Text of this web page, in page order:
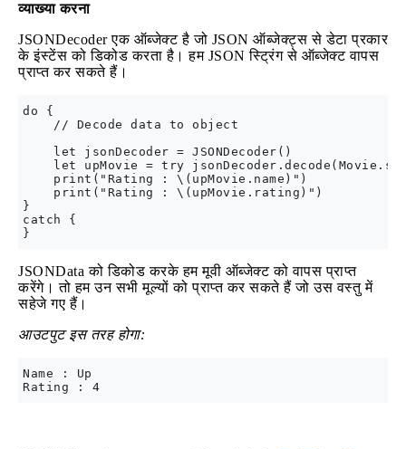
व्याख्या करना
JSONDecoder एक ऑब्जेक्ट है जो JSON ऑब्जेक्ट्स से डेटा प्रकार
के इंस्टेंस को डिकोड करता है। हम JSON स्ट्रिंग से ऑब्जेक्ट वापस
प्राप्त कर सकते हैं।
do {
    // Decode data to object
    let jsonDecoder = JSONDecoder()
let upMovie = try
    print("Rating : \(upMovie.name)")
    print("Rating : \(upMovie.rating)")
}
catch {
JSONData को डिकोड करके हम मूवी ऑब्जेक्ट को वापस प्राप्त
करेंगे। तो हम उन सभी मूल्यों को प्राप्त कर सकते हैं जो उस वस्तु में
सहेजे गए हैं।
आउटपुट इस तरह होगा:
Name : Up